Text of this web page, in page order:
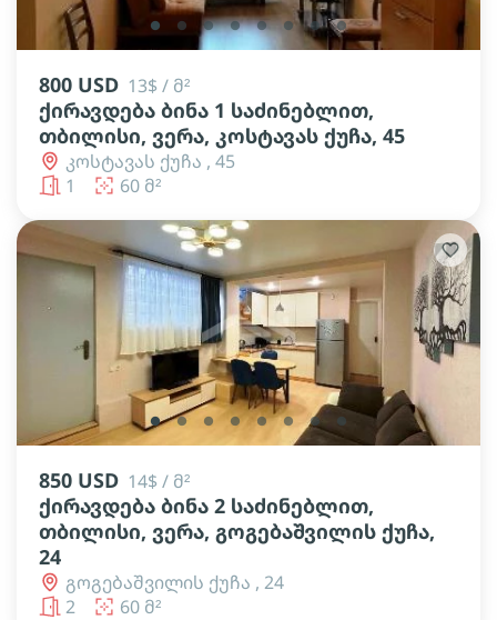
lens lens lens lens lens lens lens lens
800 USD 13$ / მ²
ქირავდება ბინა 1 საძინებლით,
თბილისი, ვერა, კოსტავას ქუჩა, 45
კოსტავას ქუჩა , 45
1
60 მ²
lens lens lens lens lens lens lens lens
850 USD 14$ / მ²
ქირავდება ბინა 2 საძინებლით,
თბილისი, ვერა, გოგებაშვილის ქუჩა,
24
გოგებაშვილის ქუჩა , 24
2
60 მ²